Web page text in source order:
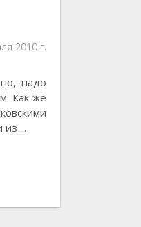
2010 г.
надо
Как же
из ...